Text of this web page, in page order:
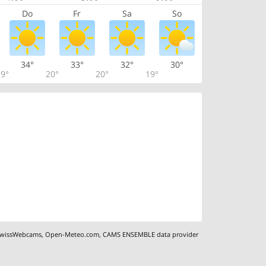
Do Fr Sa So
34°
20°
33°
20°
32°
19°
30°
,Open-Meteo.com,CAMS ENSEMBLE data provider